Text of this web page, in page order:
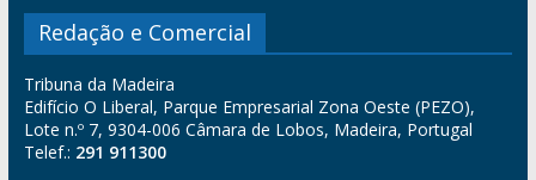
Redação e Comercial
Tribuna da Madeira
Edifício O Liberal, Parque Empresarial Zona Oeste (PEZO),
Lote n.º 7, 9304-006 Câmara de Lobos, Madeira, Portugal
Telef.: 291 911300